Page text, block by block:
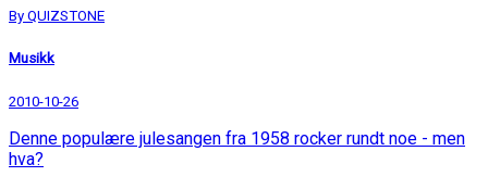
By QUIZSTONE
Musikk
2010-10-26
Denne populære julesangen fra 1958 rocker rundt noe - men
hva?